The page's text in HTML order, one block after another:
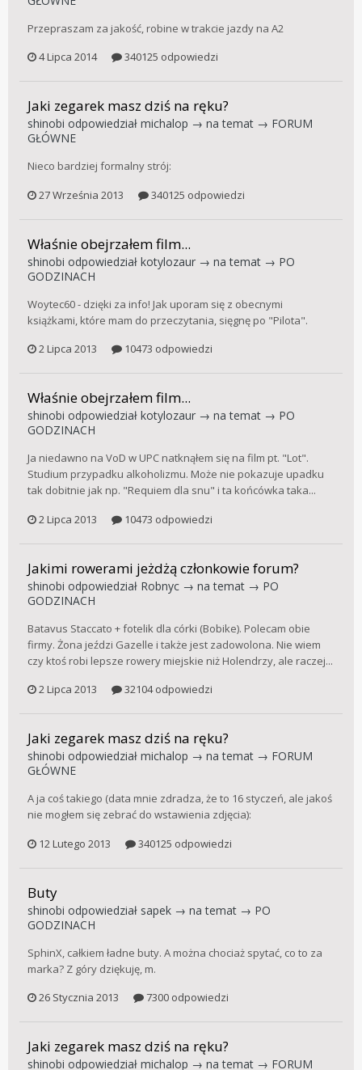
Przepraszam za jakość, robine w trakcie jazdy na A2
4 Lipca 2014
340125 odpowiedzi
Jaki zegarek masz dziś na ręku?
shinobi odpowiedział michalop → na temat → FORUM
GŁÓWNE
Nieco bardziej formalny strój:
27 Września 2013
340125 odpowiedzi
Właśnie obejrzałem film...
shinobi odpowiedział kotylozaur → na temat → PO
GODZINACH
Woytec60 - dzięki za info! Jak uporam się z obecnymi
książkami, które mam do przeczytania, sięgnę po "Pilota".
2 Lipca 2013
10473 odpowiedzi
Właśnie obejrzałem film...
shinobi odpowiedział kotylozaur → na temat → PO
GODZINACH
Ja niedawno na VoD w UPC natknąłem się na film pt. "Lot".
Studium przypadku alkoholizmu. Może nie pokazuje upadku
tak dobitnie jak np. "Requiem dla snu" i ta końcówka taka...
2 Lipca 2013
10473 odpowiedzi
Jakimi rowerami jeżdżą członkowie forum?
shinobi odpowiedział Robnyc → na temat → PO
GODZINACH
Batavus Staccato + fotelik dla córki (Bobike). Polecam obie
firmy. Żona jeździ Gazelle i także jest zadowolona. Nie wiem
czy ktoś robi lepsze rowery miejskie niż Holendrzy, ale raczej...
2 Lipca 2013
32104 odpowiedzi
Jaki zegarek masz dziś na ręku?
shinobi odpowiedział michalop → na temat → FORUM
GŁÓWNE
A ja coś takiego (data mnie zdradza, że to 16 styczeń, ale jakoś
nie mogłem się zebrać do wstawienia zdjęcia):
12 Lutego 2013
340125 odpowiedzi
Buty
shinobi odpowiedział sapek → na temat → PO
GODZINACH
SphinX, całkiem ładne buty. A można chociaż spytać, co to za
marka? Z góry dziękuję, m.
26 Stycznia 2013
7300 odpowiedzi
Jaki zegarek masz dziś na ręku?
shinobi odpowiedział michalop → na temat → FORUM